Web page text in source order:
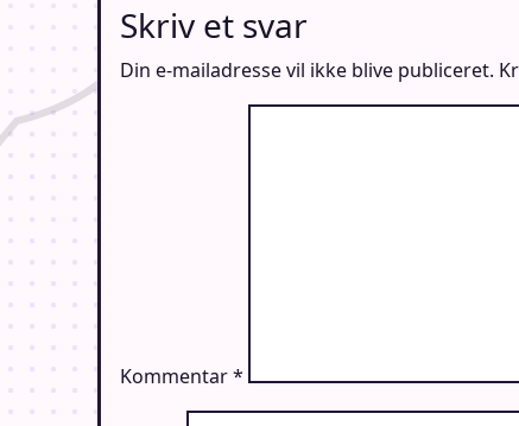
Skriv et svar
Din e-mailadresse vil ikke blive publiceret.
Kommentar*